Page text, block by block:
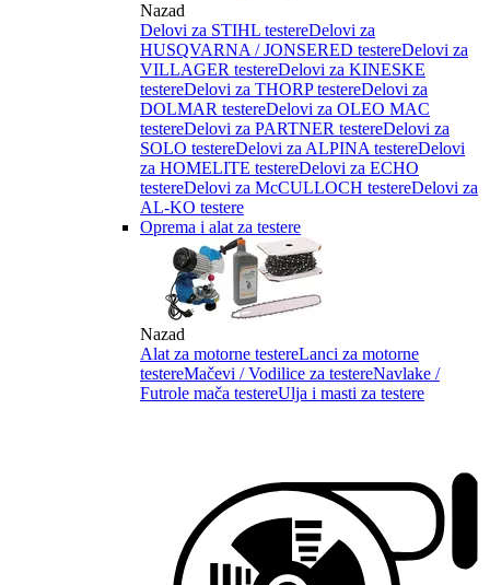
Nazad
Delovi za STIHL testereDelovi za
HUSQVARNA / JONSERED testereDelovi za
VILLAGER testereDelovi za KINESKE
testereDelovi za THORP testereDelovi za
DOLMAR testereDelovi za OLEO MAC
testereDelovi za PARTNER testereDelovi za
SOLO testereDelovi za ALPINA testereDelovi
za HOMELITE testereDelovi za ECHO
testereDelovi za McCULLOCH testereDelovi za
AL-KO testere
Oprema i alat za testere
Nazad
Alat za motorne testereLanci za motorne
testereMačevi / Vodilice za testereNavlake /
Futrole mača testereUlja i masti za testere